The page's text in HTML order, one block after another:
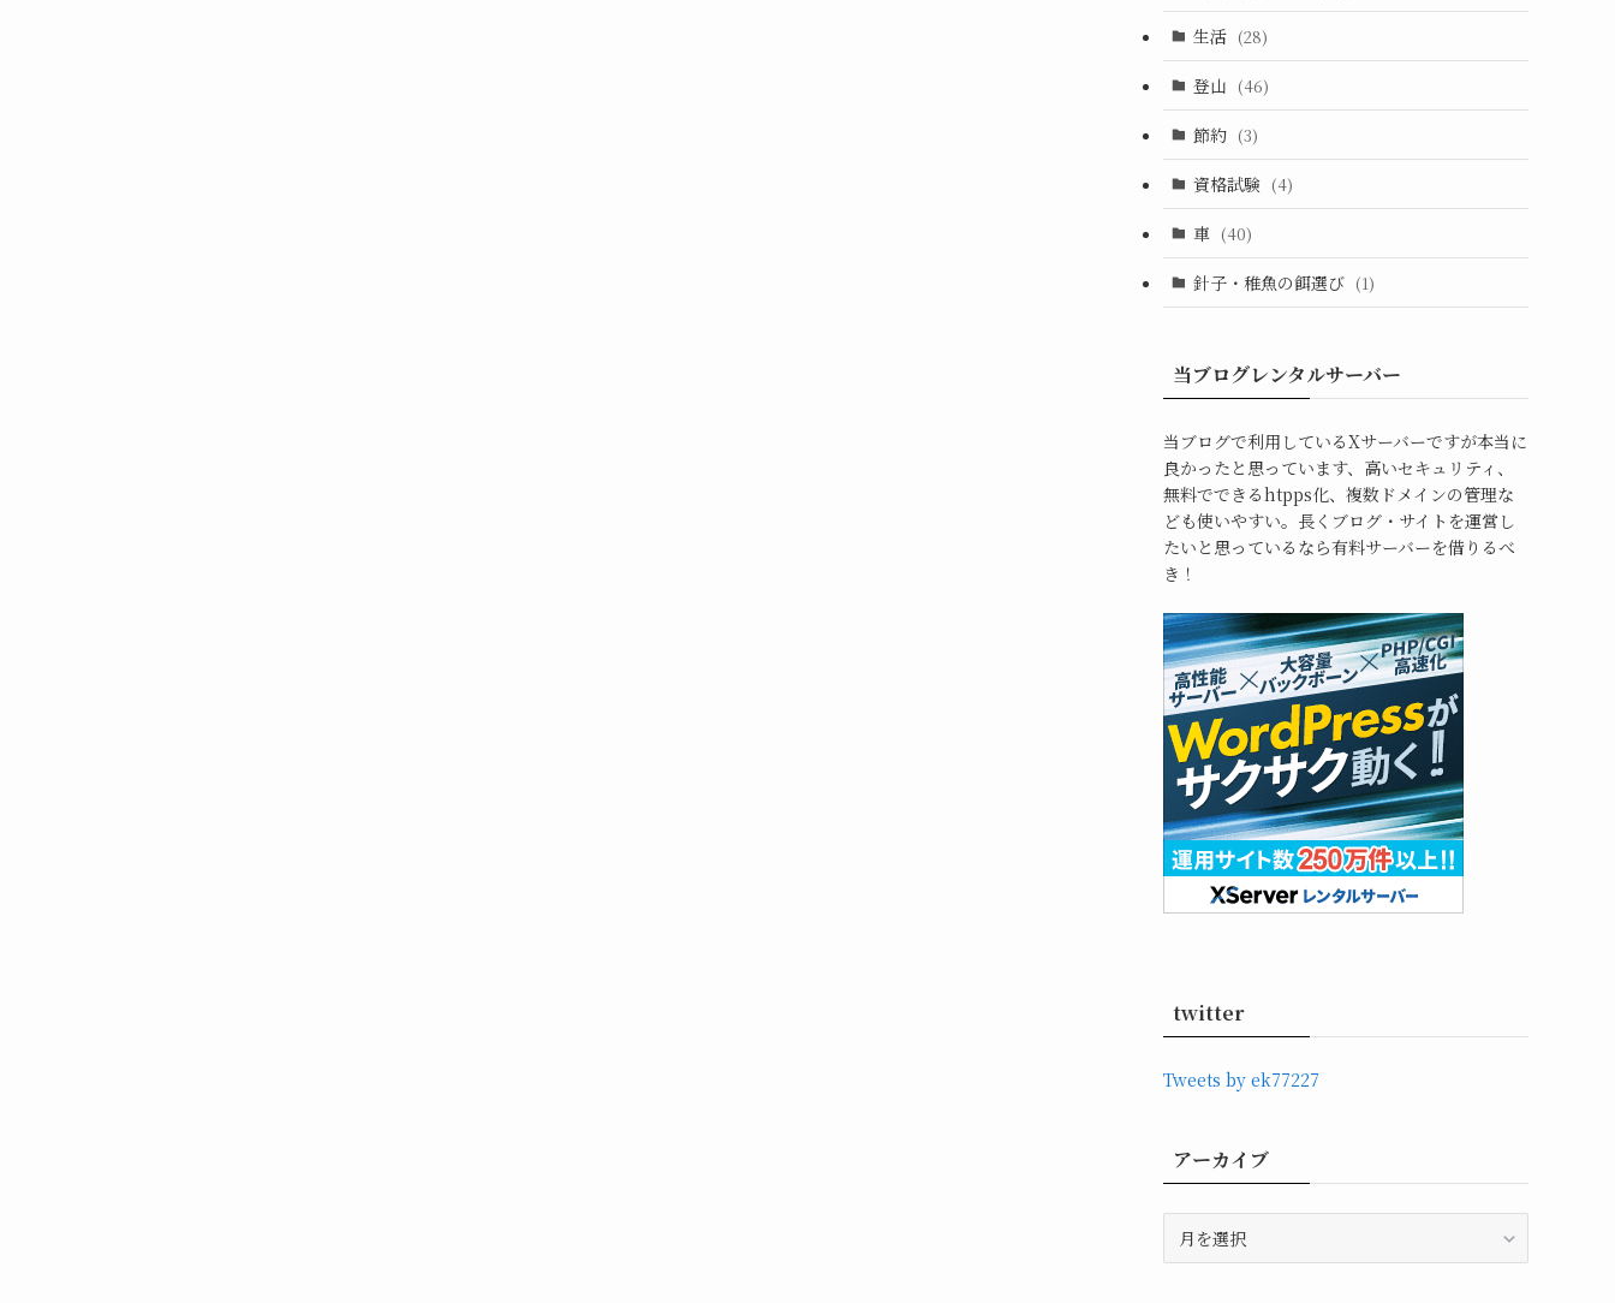
生活 (28)
登山 (46)
節約 (3)
資格試験 (4)
車 (40)
針子・稚魚の餌選び (1)
当ブログレンタルサーバー
当ブログで利用しているXサーバーですが本当に
良かったと思っています、高いセキュリティ、
無料でできるhtpps化、複数ドメインの管理な
ども使いやすい。長くブログ・サイトを運営し
たいと思っているなら有料サーバーを借りるべ
き！
twitter
Tweets by ek77227
アーカイブ